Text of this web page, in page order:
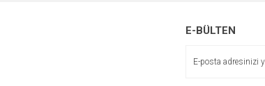
E-BÜLTEN